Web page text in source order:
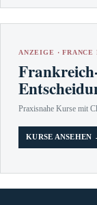
ANZEIGE · FRANCE
Praxisnahe Kurse mit
KURSE ANSEHEN